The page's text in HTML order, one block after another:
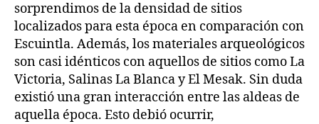
sorprendimos de la densidad de sitios
localizados para esta época en comparación con
Escuintla. Además, los materiales arqueológicos
son casi idénticos con aquellos de sitios como La
Victoria, Salinas La Blanca y El Mesak. Sin duda
existió una gran interacción entre las aldeas de
aquella época. Esto debió ocurrir,